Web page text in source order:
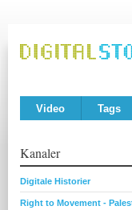
Video Tags
Kanaler
Digitale Historier
Right to Movement -